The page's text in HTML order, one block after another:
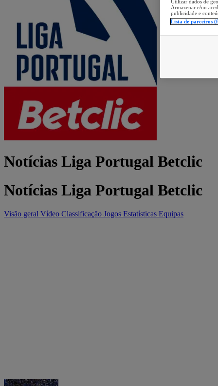
Notícias Liga Portugal Betclic
Notícias Liga Portugal Betclic
Visão geral Vídeo Classificação Jogos Estatísticas Equipas
Utilizar dados de
Armazenar e/ou
publicidade e
Lista de parceiros